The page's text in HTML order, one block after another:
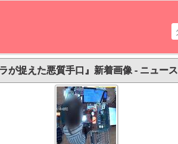
が捉えた悪質手口』新着画像 - ニュース